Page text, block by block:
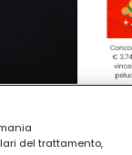
del trattamento,